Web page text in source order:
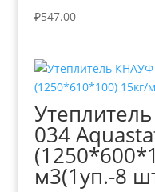
₽547.00
034
м3(1уп.-8